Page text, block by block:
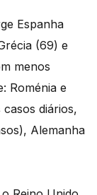
Espanha
(69) e
menos
Roménia e
diários,
Alemanha